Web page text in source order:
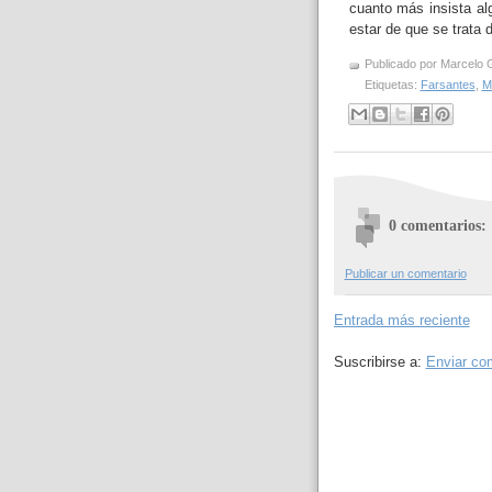
cuanto más insista
estar de que se trata
Publicado por Marcelo
Etiquetas: Farsantes
0 comentarios:
Publicar un comentario
Entrada más reciente
Suscribirse a: Enviar